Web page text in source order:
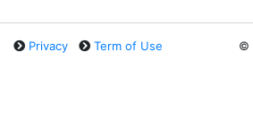
Privacy Term of Use ©